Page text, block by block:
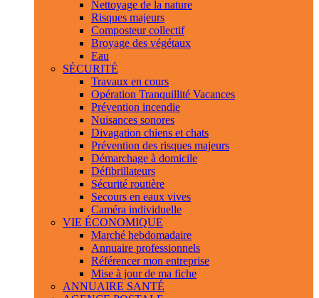
Nettoyage de la nature
Risques majeurs
Composteur collectif
Broyage des végétaux
Eau
SÉCURITÉ
Travaux en cours
Opération Tranquillité Vacances
Prévention incendie
Nuisances sonores
Divagation chiens et chats
Prévention des risques majeurs
Démarchage à domicile
Défibrillateurs
Sécurité routière
Secours en eaux vives
Caméra individuelle
VIE ÉCONOMIQUE
Marché hebdomadaire
Annuaire professionnels
Référencer mon entreprise
Mise à jour de ma fiche
ANNUAIRE SANTÉ